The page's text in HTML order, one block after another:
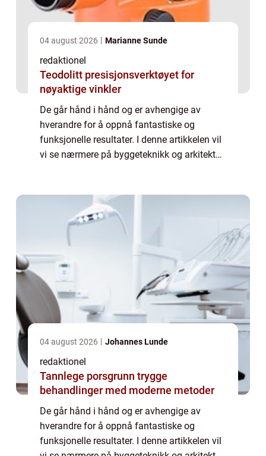
04 august 2026 Marianne Sunde
redaktionel
Teodolitt presisjonsverktøyet for
nøyaktige vinkler
De går hånd i hånd og er avhengige av
hverandre for å oppnå fantastiske og
funksjonelle resultater. I denne artikkelen vil
vi se nærmere på byggeteknikk og arkitektur,
04 august 2026 Johannes Lunde
redaktionel
Tannlege porsgrunn trygge
behandlinger med moderne metoder
De går hånd i hånd og er avhengige av
hverandre for å oppnå fantastiske og
funksjonelle resultater. I denne artikkelen vil